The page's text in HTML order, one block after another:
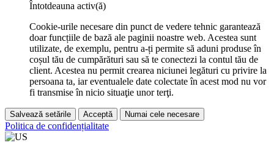
Întotdeauna activ(ă)
Cookie-urile necesare din punct de vedere tehnic garantează
doar funcțiile de bază ale paginii noastre web. Acestea sunt
utilizate, de exemplu, pentru a-ți permite să aduni produse în
coșul tău de cumpărături sau să te conectezi la contul tău de
client. Acestea nu permit crearea niciunei legături cu privire la
persoana ta, iar eventualele date colectate în acest mod nu vor
fi transmise în nicio situaţie unor terţi.
Salvează setările Acceptă Numai cele necesare
Politica de confidențialitate